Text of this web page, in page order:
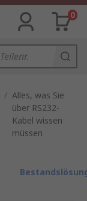
0
/ Alles, was Sie
über RS232-
Kabel wissen
müssen